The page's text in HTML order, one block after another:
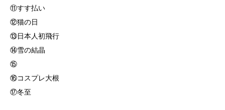
⑪すす払い
⑫猫の日
⑬日本人初飛行
⑭雪の結晶
⑮
⑯コスプレ大根
⑰冬至